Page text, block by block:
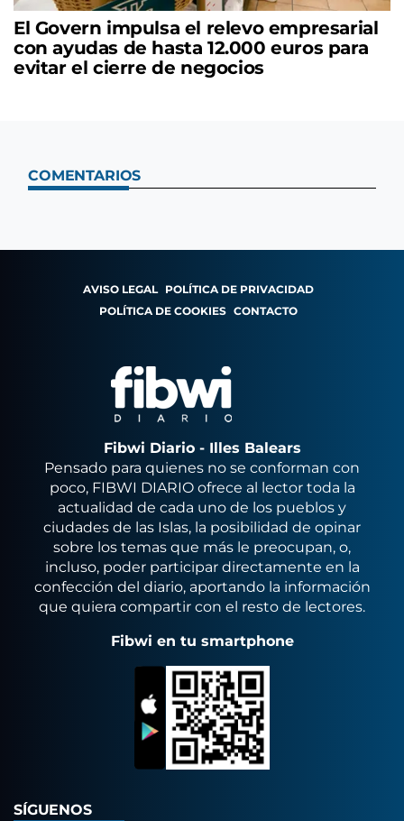
El Govern impulsa el relevo empresarial
con ayudas de hasta 12.000 euros para
evitar el cierre de negocios
COMENTARIOS
AVISO LEGAL POLÍTICA DE PRIVACIDAD
POLÍTICA DE COOKIES CONTACTO
Fibwi Diario - Illes Balears
Pensado para quienes no se conforman con
poco, FIBWI DIARIO ofrece al lector toda la
actualidad de cada uno de los pueblos y
ciudades de las Islas, la posibilidad de opinar
sobre los temas que más le preocupan, o,
incluso, poder participar directamente en la
confección del diario, aportando la información
que quiera compartir con el resto de lectores.
Fibwi en tu smartphone
SÍGUENOS